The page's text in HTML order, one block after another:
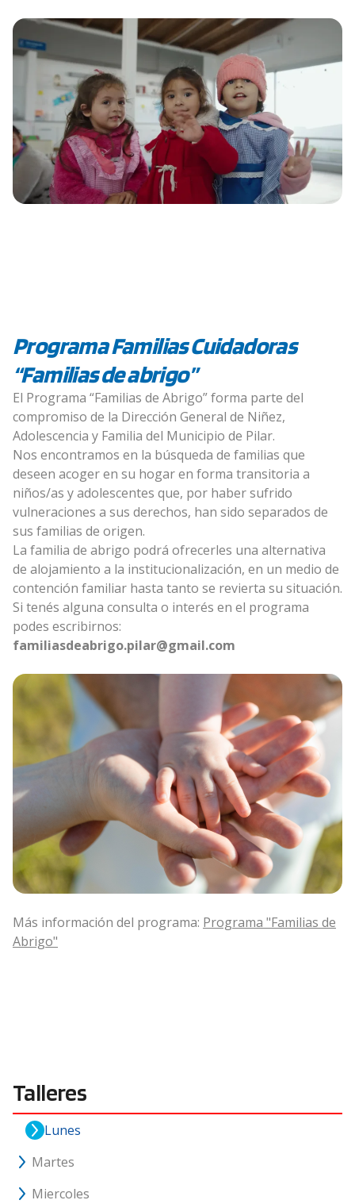
Programa Familias Cuidadoras
“Familias de abrigo”
El Programa “Familias de Abrigo” forma parte del
compromiso de la Dirección General de Niñez,
Adolescencia y Familia del Municipio de Pilar.
Nos encontramos en la búsqueda de familias que
deseen acoger en su hogar en forma transitoria a
niños/as y adolescentes que, por haber sufrido
vulneraciones a sus derechos, han sido separados de
sus familias de origen.
La familia de abrigo podrá ofrecerles una alternativa
de alojamiento a la institucionalización, en un medio de
contención familiar hasta tanto se revierta su situación.
Si tenés alguna consulta o interés en el programa
podes escribirnos:
familiasdeabrigo.pilar@gmail.com
Más información del programa: Programa "Familias de
Abrigo"
Talleres
Lunes
Martes
Miercoles